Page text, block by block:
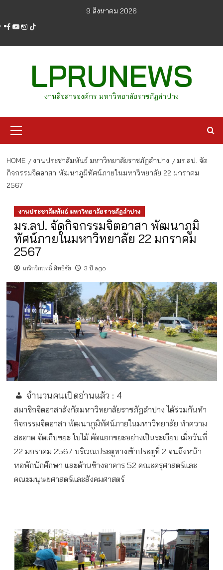
content
9 สิงหาคม 2026
facebook
youtube
instagram
tiktok
LPRUNEWS
งานสื่อสารองค์กร มหาวิทยาลัยราชภัฏลำปาง
Menu
HOME งานประชาสัมพันธ์ มหาวิทยาลัยราชภัฏลำปาง
มร.ลป. จัด
กิจกรรมจิตอาสา พัฒนาภูมิทัศน์ภายในมหาวิทยาลัย 22 มกราคม
2567
งานประชาสัมพันธ์ มหาวิทยาลัยราชภัฏลำปาง
มร.ลป. จัดกิจกรรมจิตอาสา พัฒนาภูมิ
ทัศน์ภายในมหาวิทยาลัย 22 มกราคม
2567
เกริกริกฤทธิ์ สิทธิชัย 3 ปี ago
จำนวนคนเปิดอ่านแล้ว : 4
สมาชิกจิตอาสาสังกัดมหาวิทยาลัยราชภัฏลำปาง ได้ร่วมกันทำ
กิจกรรมจิตอาสา พัฒนาภูมิทัศน์ภายในมหาวิทยาลัย ทำความ
สะอาด จัดเก็บขยะ ใบไม้ คัดแยกขยะอย่างเป็นระเบียบ เมื่อวันที่
22 มกราคม 2567 บริเวณประตูทางเข้าประตูที่ 2 จนถึงหน้า
หอพักนักศึกษา และด้านข้างอาคาร 52 คณะครุศาสตร์และ
คณะมนุษยศาสตร์และสังคมศาสตร์